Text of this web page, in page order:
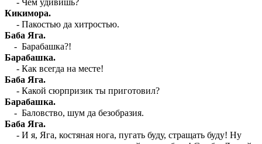
- Чем удивишь?
Кикимора.
- Пакостью да хитростью.
Баба Яга.
- Барабашка?!
Барабашка.
- Как всегда на месте!
Баба Яга.
- Какой сюрпризик ты приготовил?
Барабашка.
- Баловство, шум да безобразия.
Баба Яга.
- И я, Яга, костяная нога, пугать буду, стращать буду! Ну